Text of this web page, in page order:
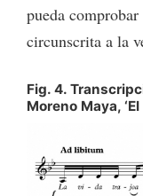
pueda
circunscrita a la
Fig. 4.
Moreno Maya, ‘El